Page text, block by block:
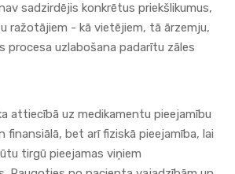
sadzirdējis konkrētus priekšlikumus,
ražotājiem - kā vietējiem, tā ārzemju,
procesa uzlabošana padarītu zāles
attiecībā uz medikamentu pieejamību
finansiālā, bet arī fiziskā pieejamība, lai
tirgū pieejamas viņiem